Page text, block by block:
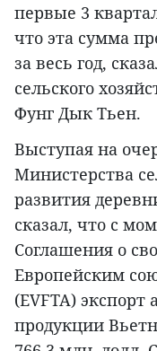
первые 3
что эта сумма
за весь год,
сельского
Фунг Дык Тьен.
Выступая на
Министерства
развития
сказал, что с
Соглашения о
Европейским
(EVFTA) экспорт
продукции